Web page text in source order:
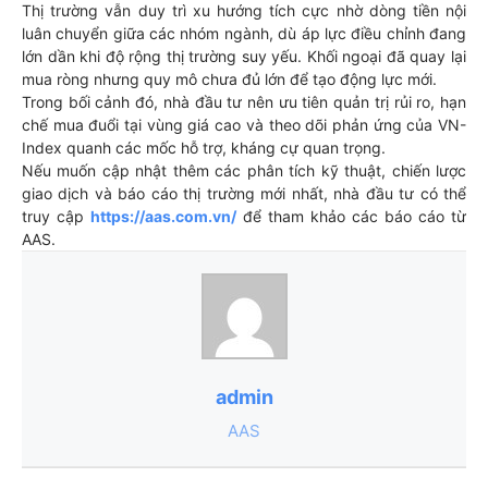
Thị trường vẫn duy trì xu hướng tích cực nhờ dòng tiền nội
luân chuyển giữa các nhóm ngành, dù áp lực điều chỉnh đang
lớn dần khi độ rộng thị trường suy yếu. Khối ngoại đã quay lại
mua ròng nhưng quy mô chưa đủ lớn để tạo động lực mới.
Trong bối cảnh đó, nhà đầu tư nên ưu tiên quản trị rủi ro, hạn
chế mua đuổi tại vùng giá cao và theo dõi phản ứng của VN-
Index quanh các mốc hỗ trợ, kháng cự quan trọng.
Nếu muốn cập nhật thêm các phân tích kỹ thuật, chiến lược
giao dịch và báo cáo thị trường mới nhất, nhà đầu tư có thể
truy cập https://aas.com.vn/để tham khảo các báo cáo từ
AAS.
admin
AAS